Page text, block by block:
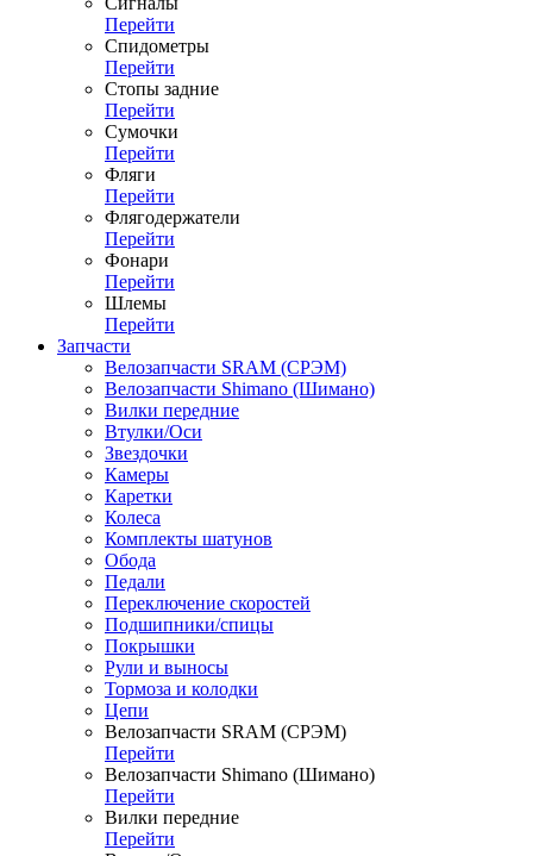
Перейти
Спидометры
Перейти
Стопы задние
Перейти
Сумочки
Перейти
Фляги
Перейти
Флягодержатели
Перейти
Фонари
Перейти
Шлемы
Перейти
Запчасти
Велозапчасти SRAM (СРЭМ)
Велозапчасти Shimano (Шимано)
Вилки передние
Втулки/Оси
Звездочки
Камеры
Каретки
Колеса
Комплекты шатунов
Обода
Педали
Переключение скоростей
Подшипники/спицы
Покрышки
Рули и выносы
Тормоза и колодки
Цепи
Велозапчасти SRAM (СРЭМ)
Перейти
Велозапчасти Shimano (Шимано)
Перейти
Вилки передние
Перейти